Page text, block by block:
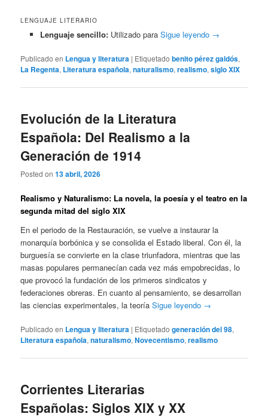
LENGUAJE LITERARIO
Lenguaje sencillo:Utilizado para Sigue leyendo →
Publicado en Lengua y literatura | Etiquetado benito pérez galdós,
La Regenta, Literatura española,naturalismo,realismo,siglo XIX
Evolución de la Literatura
Española: Del Realismo a la
Generación de 1914
Posted on13 abril, 2026
Realismo y Naturalismo: La novela, la poesía y el teatro en la
segunda mitad del siglo XIX
En el periodo de la Restauración, se vuelve a instaurar la
monarquía borbónica y se consolida el Estado liberal. Con él, la
burguesía se convierte en la clase triunfadora, mientras que las
masas populares permanecían cada vez más empobrecidas, lo
que provocó la fundación de los primeros sindicatos y
federaciones obreras. En cuanto al pensamiento, se desarrollan
las ciencias experimentales, la teoríaSigue leyendo →
Publicado en Lengua y literatura | Etiquetado generación del 98,
Literatura española,naturalismo,Novecentismo,realismo
Corrientes Literarias
Españolas: Siglos XIX y XX